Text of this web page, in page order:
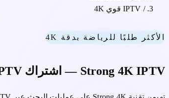
/ IPTV قوي 4K
الأكثر طلبًا للرياضة بدقة 4K
Strong 4K IPTV — اشتراك IPTV لمدة 12 شهرًا